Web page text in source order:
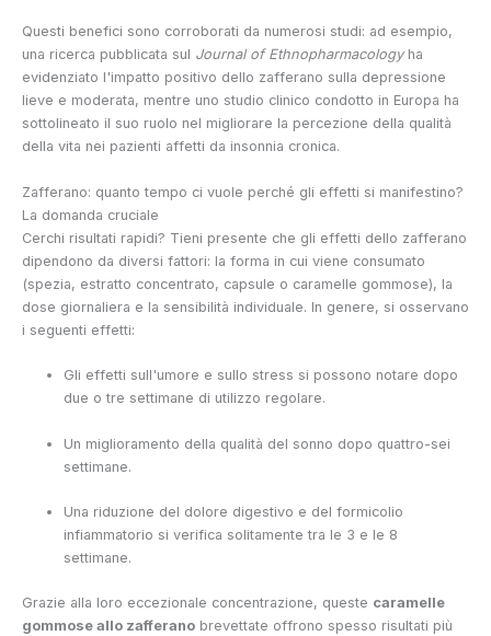
Questi benefici sono corroborati da numerosi studi: ad esempio,
una ricerca pubblicata sul Journal of Ethnopharmacologyha
evidenziato l'impatto positivo dello zafferano sulla depressione
lieve e moderata, mentre uno studio clinico condotto in Europa ha
sottolineato il suo ruolo nel migliorare la percezione della qualità
della vita nei pazienti affetti da insonnia cronica.
Zafferano: quanto tempo ci vuole perché gli effetti si manifestino?
La domanda cruciale
Cerchi risultati rapidi? Tieni presente che gli effetti dello zafferano
dipendono da diversi fattori: la forma in cui viene consumato
(spezia, estratto concentrato, capsule o caramelle gommose), la
dose giornaliera e la sensibilità individuale. In genere, si osservano
i seguenti effetti:
Gli effetti sull'umore e sullo stress si possono notare dopo
due o tre settimane di utilizzo regolare.
Un miglioramento della qualità del sonno dopo quattro-sei
settimane.
Una riduzione del dolore digestivo e del formicolio
infiammatorio si verifica solitamente tra le 3 e le 8
settimane.
Grazie alla loro eccezionale concentrazione, queste caramelle
gommose allo zafferano brevettate offrono spesso risultati più